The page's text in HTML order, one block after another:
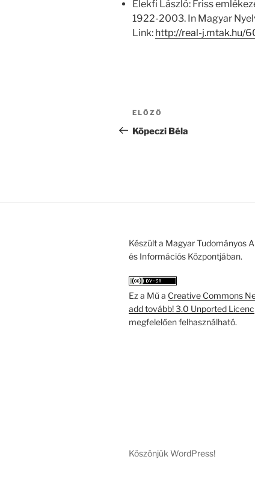
Elekfi László: Friss
1922-2003. In Magyar
Link: http://real-j.mtak.hu/
Bejegyzés
navigáció
Korábbi
bejegyzés
ELŐZŐ
Köpeczi Béla
Készült a Magyar Tudományos
és Információs Központjában.
Ez a Mű a Creative Commons
add tovább! 3.0 Unported Licenc
megfelelően felhasználható.
Köszönjük WordPress!